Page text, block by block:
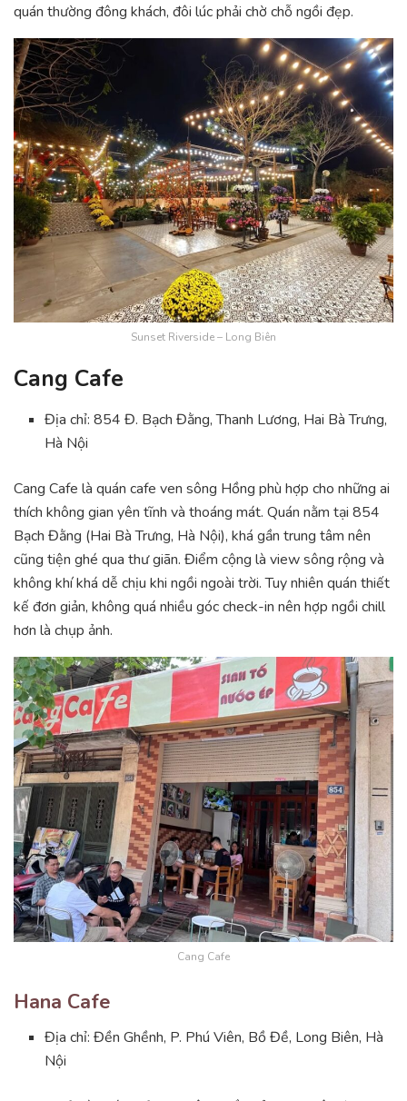
quán thường đông khách, đôi lúc phải chờ chỗ ngồi đẹp.
Sunset Riverside – Long Biên
Cang Cafe
Địa chỉ: 854 Đ. Bạch Đằng, Thanh Lương, Hai Bà Trưng,
Hà Nội
Cang Cafe là quán cafe ven sông Hồng phù hợp cho những ai
thích không gian yên tĩnh và thoáng mát. Quán nằm tại 854
Bạch Đằng (Hai Bà Trưng, Hà Nội), khá gần trung tâm nên
cũng tiện ghé qua thư giãn. Điểm cộng là view sông rộng và
không khí khá dễ chịu khi ngồi ngoài trời. Tuy nhiên quán thiết
kế đơn giản, không quá nhiều góc check-in nên hợp ngồi chill
hơn là chụp ảnh.
Cang Cafe
Hana Cafe
Địa chỉ: Đền Ghềnh, P. Phú Viên, Bồ Đề, Long Biên, Hà
Nội